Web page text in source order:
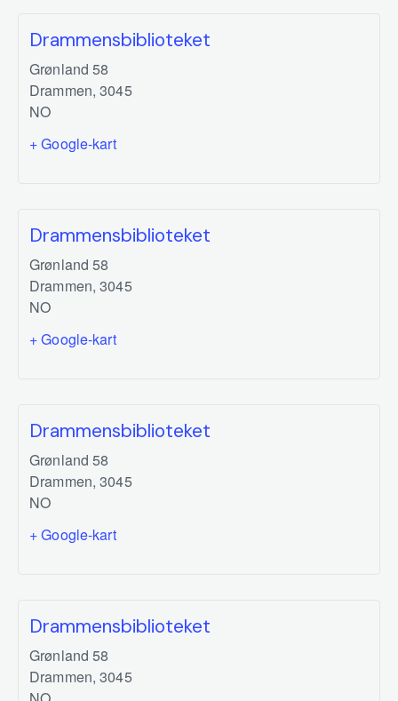
Drammensbiblioteket
Grønland 58
Drammen, 3045
NO
+ Google-kart
Drammensbiblioteket
Grønland 58
Drammen, 3045
NO
+ Google-kart
Drammensbiblioteket
Grønland 58
Drammen, 3045
NO
+ Google-kart
Drammensbiblioteket
Grønland 58
Drammen, 3045